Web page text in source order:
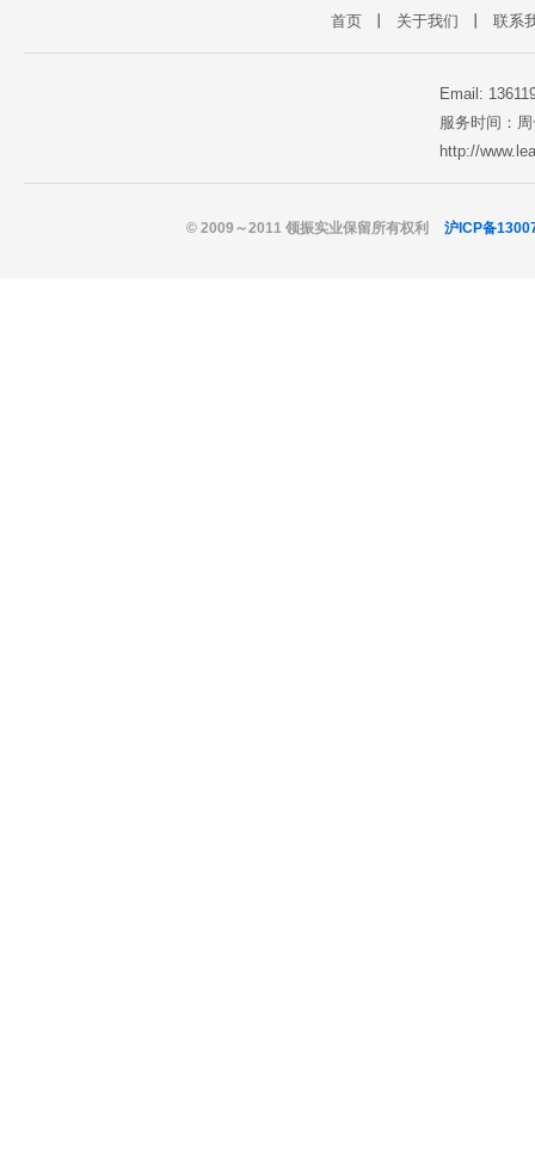
首页 关于我们 联系
Email:
服务时间：
http://
© 2009～2011 领振实业保留所有权利 沪ICP备